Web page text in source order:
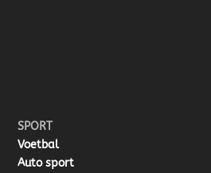
SPORT
Voetbal
Auto sport